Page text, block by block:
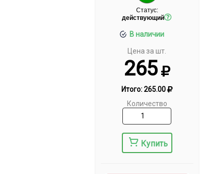
Статус:
действующий
В наличии
Цена за шт.
265
Итого:265.00
Количество
Купить